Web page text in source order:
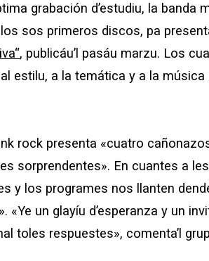
grabación d’estudiu, la banda
los sos primeros discos, pa
“, publicáu’l pasáu marzu. Los
al estilu, a la temática y a la
rock presenta «cuatro
sorprendentes». En cuantes a
y los programes nos llanten
«Ye un glayíu d’esperanza y un
toles respuestes», comenta’l